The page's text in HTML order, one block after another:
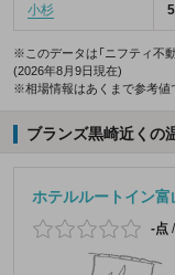
小杉
※このデータは「ニフティ不
(2026年8月9日現在)
※相場情報はあくまで参考値
ブランズ黒崎近くの
ホテルルートイン富
-点 /